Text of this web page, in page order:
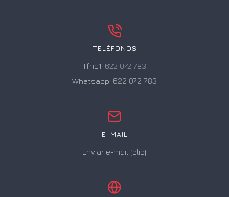
TELÉFONOS
Tfno1: 622 072 783
Whatsapp: 622 072 783
E-MAIL
Enviar e-mail (clic)